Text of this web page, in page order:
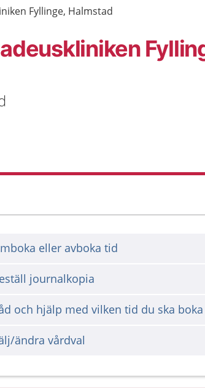
Fyllinge, Halmstad
eller avboka tid
journalkopia
och hjälp med vilken tid du ska boka
ändra vårdval